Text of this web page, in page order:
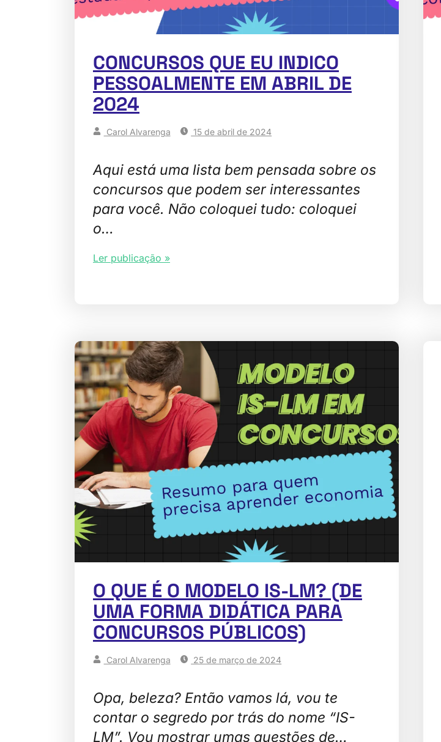
CONCURSOS QUE EU INDICO
PESSOALMENTE EM ABRIL DE
2024
Carol Alvarenga 15 de abril de 2024
Aqui está uma lista bem pensada sobre os
concursos que podem ser interessantes
para você. Não coloquei tudo: coloquei
o…
Ler publicação »
O QUE É O MODELO IS-LM? (DE
UMA FORMA DIDÁTICA PARA
CONCURSOS PÚBLICOS)
Carol Alvarenga 25 de março de 2024
Opa, beleza? Então vamos lá, vou te
contar o segredo por trás do nome “IS-
LM”. Vou mostrar umas questões de…